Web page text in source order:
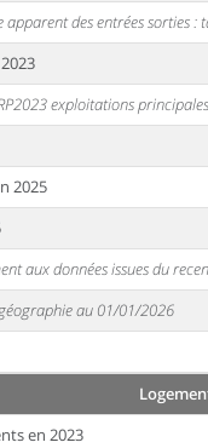
des entrées sorties
exploitations
2025
aux données issues du
au 01/01/2026
en 2023